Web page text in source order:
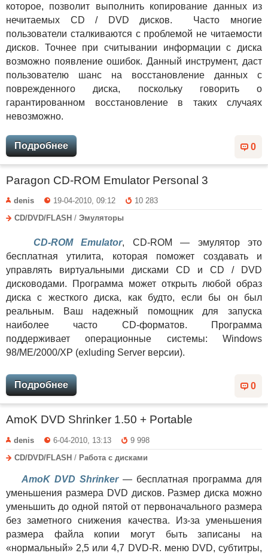
которое, позволит выполнить копирование данных из
нечитаемых CD / DVD дисков. Часто многие
пользователи сталкиваются с проблемой не читаемости
дисков. Точнее при считывании информации с диска
возможно появление ошибок. Данный инструмент, даст
пользователю шанс на восстановление данных с
поврежденного диска, поскольку говорить о
гарантированном восстановление в таких случаях
невозможно.
0
Подробнее
Paragon CD-ROM Emulator Personal 3
denis 19-04-2010, 09:12
10 283
CD/DVD/FLASH / Эмуляторы
CD-ROM Emulator, CD-ROM — эмулятор это
бесплатная утилита, которая поможет создавать и
управлять виртуальными дисками CD и CD / DVD
дисководами. Программа может открыть любой образ
диска с жесткого диска, как будто, если бы он был
реальным. Ваш надежный помощник для запуска
наиболее часто CD-форматов. Программа
поддерживает операционные системы: Windows
98/ME/2000/XP (exluding Server версии).
0
Подробнее
AmoK DVD Shrinker 1.50 + Portable
denis 6-04-2010, 13:13
9 998
CD/DVD/FLASH / Работа с дисками
AmoK DVD Shrinker— бесплатная программа для
уменьшения размера DVD дисков. Размер диска можно
уменьшить до одной пятой от первоначального размера
без заметного снижения качества. Из-за уменьшения
размера файла копии могут быть записаны на
«нормальный» 2,5 или 4,7 DVD-R. меню DVD, субтитры,